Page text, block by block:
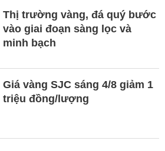
Thị trường vàng, đá quý bước
vào giai đoạn sàng lọc và
minh bạch
Giá vàng SJC sáng 4/8 giảm 1
triệu đồng/lượng